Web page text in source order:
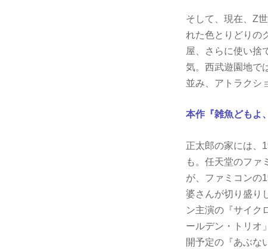
そして、現在、Z
れた色とりどりの
屋、さらに使い捨
気。西武遊園地で
並み、アトラクシ
本作『雑魚どもよ
正太郎の家には、
も。任天堂のファ
が、ファミコンの
婆さんが切り盛り
ン主演の『サイク
ールデン・トリオ
開予定の『あぶな